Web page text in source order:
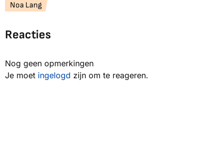
Noa Lang
Reacties
Nog geen opmerkingen
Je moet ingelogd zijn om te reageren.